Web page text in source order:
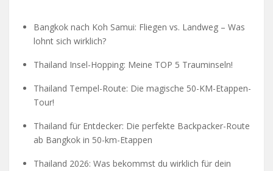
Bangkok nach Koh Samui: Fliegen vs. Landweg – Was
lohnt sich wirklich?
Thailand Insel-Hopping: Meine TOP 5 Trauminseln!
Thailand Tempel-Route: Die magische 50-KM-Etappen-
Tour!
Thailand für Entdecker: Die perfekte Backpacker-Route
ab Bangkok in 50-km-Etappen
Thailand 2026: Was bekommst du wirklich für dein